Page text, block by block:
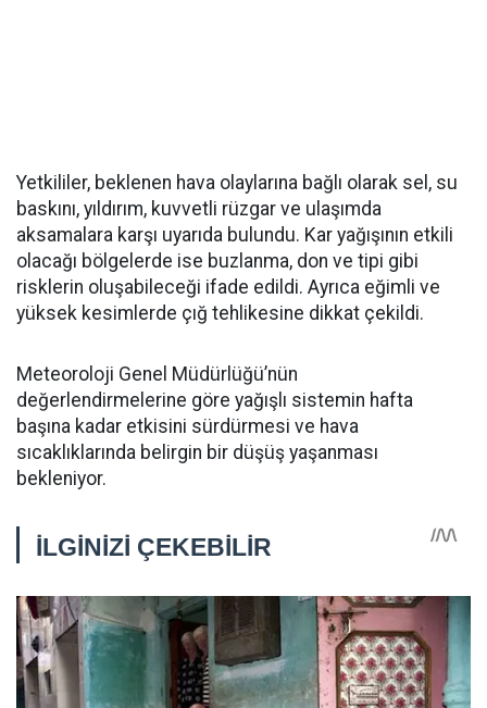
Yetkililer, beklenen hava olaylarına bağlı olarak sel, su
baskını, yıldırım, kuvvetli rüzgar ve ulaşımda
aksamalara karşı uyarıda bulundu. Kar yağışının etkili
olacağı bölgelerde ise buzlanma, don ve tipi gibi
risklerin oluşabileceği ifade edildi. Ayrıca eğimli ve
yüksek kesimlerde çığ tehlikesine dikkat çekildi.
Meteoroloji Genel Müdürlüğü’nün
değerlendirmelerine göre yağışlı sistemin hafta
başına kadar etkisini sürdürmesi ve hava
sıcaklıklarında belirgin bir düşüş yaşanması
bekleniyor.